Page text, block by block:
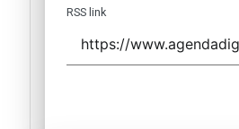
RSS link